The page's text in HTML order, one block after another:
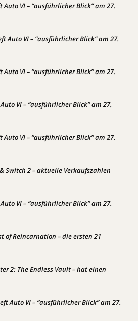
Auto VI – “ausführlicher Blick” am 27.
Auto VI – “ausführlicher Blick” am 27.
Auto VI – “ausführlicher Blick” am 27.
VI – “ausführlicher Blick” am 27.
Auto VI – “ausführlicher Blick” am 27.
Switch 2 – aktuelle Verkaufszahlen
VI – “ausführlicher Blick” am 27.
of Reincarnation – die ersten 21
2: The Endless Vault – hat einen
Auto VI – “ausführlicher Blick” am 27.